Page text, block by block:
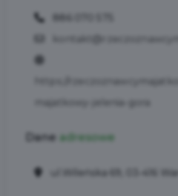
https://
Dane adresowe
ul.Wileńska 69, 03-416